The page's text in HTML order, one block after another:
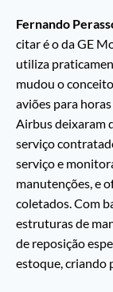
Fernando
citar é o da GE
utiliza
mudou o
aviões para
Airbus deixaram
serviço
serviço e
manutenções, e
coletados. Com
estruturas de
de reposição
estoque, criando